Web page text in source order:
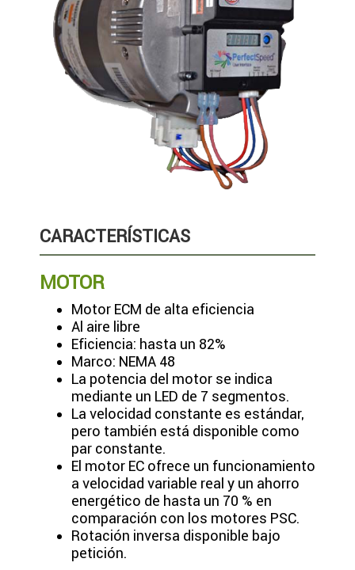
CARACTERÍSTICAS
MOTOR
Motor ECM de alta eficiencia
Al aire libre
Eficiencia: hasta un 82%
Marco: NEMA 48
La potencia del motor se indica
mediante un LED de 7 segmentos.
La velocidad constante es estándar,
pero también está disponible como
par constante.
El motor EC ofrece un funcionamiento
a velocidad variable real y un ahorro
energético de hasta un 70 % en
comparación con los motores PSC.
Rotación inversa disponible bajo
petición.